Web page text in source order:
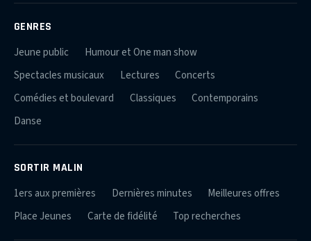
GENRES
Jeune public
Humour et One man show
Spectacles musicaux
Lectures
Concerts
Comédies et boulevard
Classiques
Contemporains
Danse
SORTIR MALIN
1ers aux premières Dernières minutes
Meilleures offres
Place Jeunes
Carte de fidélité Top recherches